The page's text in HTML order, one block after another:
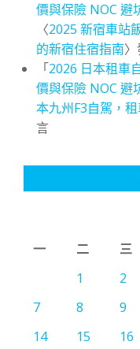
價與保險 NOC 避
〈2025 新宿車站
的新宿住宿指南
「2026 日本租車
價與保險 NOC 避
本九州F3自駕，
言
一
二 三
1
2
7
8 9
14
15 16